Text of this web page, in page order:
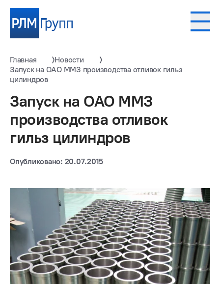
Главная
Новости
Запуск на ОАО ММЗ производства отливок гильз
цилиндров
Запуск на ОАО ММЗ
производства отливок
гильз цилиндров
Опубликовано: 20.07.2015